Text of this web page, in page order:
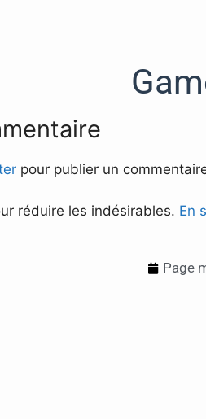
pour publier un
réduire les indésirables. En
Page